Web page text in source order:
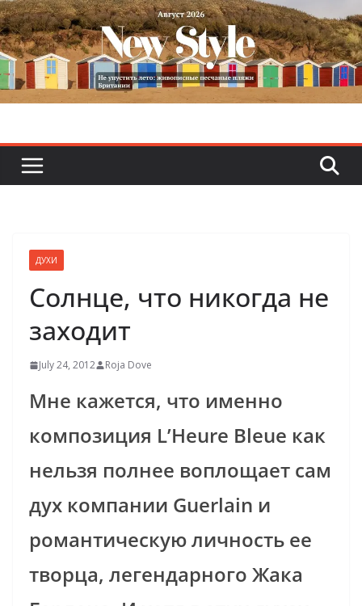
Skip
to
content
ДУХИ
Cолнце, что никогда не
заходит
July 24, 2012 Roja Dove
Мне кажется, что именно
композиция L’Heure Bleue как
нельзя полнее воплощает сам
дух компании Guerlain и
романтическую личность ее
творца, легендарного Жака